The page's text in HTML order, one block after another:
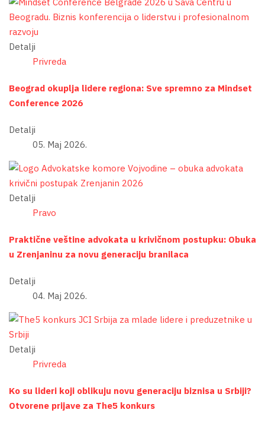
Detalji
Privreda
Beograd okuplja lidere regiona: Sve spremno za Mindset
Conference 2026
Detalji
05. Maj 2026.
Detalji
Pravo
Praktične veštine advokata u krivičnom postupku: Obuka
u Zrenjaninu za novu generaciju branilaca
Detalji
04. Maj 2026.
Detalji
Privreda
Ko su lideri koji oblikuju novu generaciju biznisa u Srbiji?
Otvorene prijave za The5 konkurs